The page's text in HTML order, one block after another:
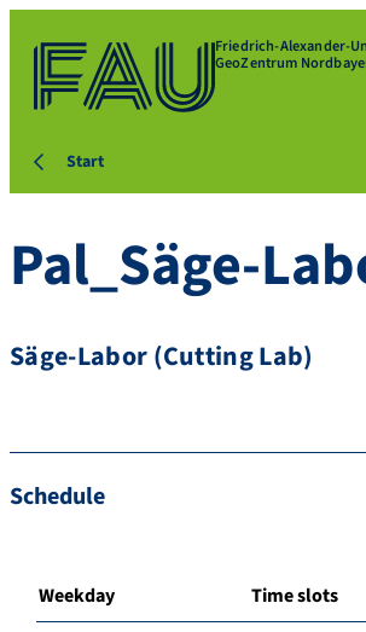
Friedrich-Alexander-
GeoZentrum
Start
Pal_Säge-
Säge-Labor (Cutting Lab)
Schedule
Weekday Time slots